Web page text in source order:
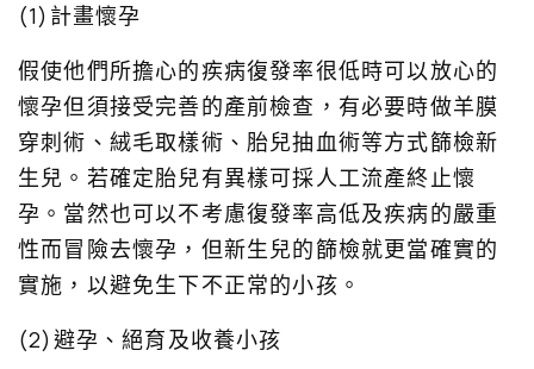
(1)計畫懷孕
假使他們所擔心的疾病復發率很低時可以放心的
懷孕但須接受完善的產前檢查，有必要時做羊膜
穿刺術、絨毛取樣術、胎兒抽血術等方式篩檢新
生兒。若確定胎兒有異樣可採人工流產終止懷
孕。當然也可以不考慮復發率高低及疾病的嚴重
性而冒險去懷孕，但新生兒的篩檢就更當確實的
實施，以避免生下不正常的小孩。
(2)避孕、絕育及收養小孩